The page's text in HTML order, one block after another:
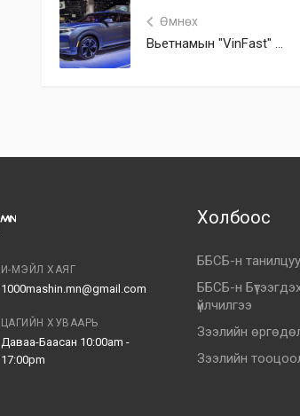
Өмнөх
Вьетнамын "VinFast" ...
И-МЭЙЛ ХАЯГ
1000mashin.mn@gmail.com
ЦАГИЙН ХУВААРЬ
Даваа-Баасан 10:00am -
17:00pm
Холбоос
ББСБ-н
ББСБ-н
үйлчилгээ
Зээлийн
Зээлийн